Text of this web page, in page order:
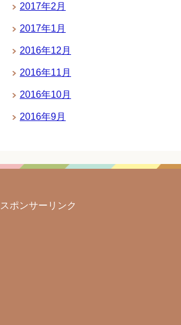
2017年2月
2017年1月
2016年12月
2016年11月
2016年10月
2016年9月
スポンサーリンク